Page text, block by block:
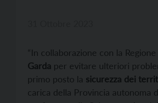
“In collaborazione con la
Garda per evitare ulteriori
primo posto la sicurezza dei
carica della Provincia autonoma